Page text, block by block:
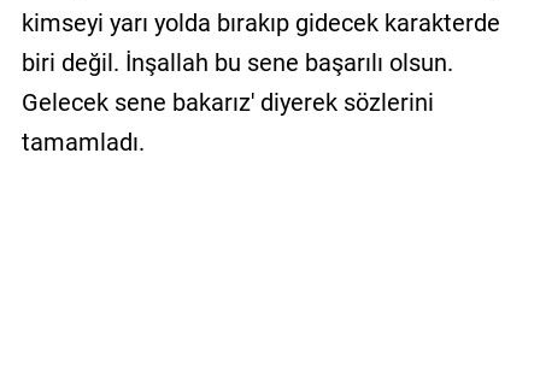
kimseyi yarı yolda bırakıp gidecek karakterde
biri değil. İnşallah bu sene başarılı olsun.
Gelecek sene bakarız' diyerek sözlerini
tamamladı.